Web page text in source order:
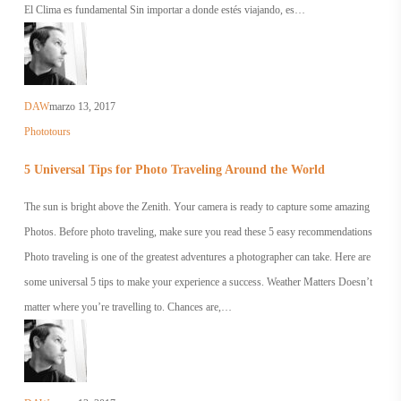
El Clima es fundamental Sin importar a donde estés viajando, es…
DAWmarzo 13, 2017
5
for
Photo
Traveling
Around
the
World
Phototours
5 Universal Tips for Photo Traveling Around the World
The sun is bright above the Zenith. Your camera is ready to capture some amazing
Photos. Before photo traveling, make sure you read these 5 easy recommendations
Photo traveling is one of the greatest adventures a photographer can take. Here are
some universal 5 tips to make your experience a success. Weather Matters Doesn’t
matter where you’re travelling to. Chances are,…